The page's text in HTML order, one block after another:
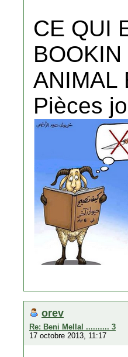
CE QUI
ANIMAL
Pièces
orev
Re: Beni Mellal .......... 3
17 octobre 2013, 11:17